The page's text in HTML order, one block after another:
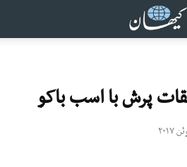
پرش با اسب باکو